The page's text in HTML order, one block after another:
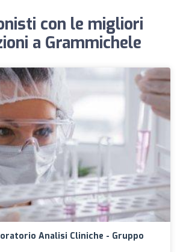
con le migliori
a Grammichele
Analisi Cliniche - Gruppo